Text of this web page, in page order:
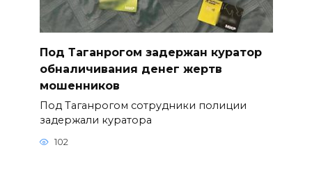
Под Таганрогом задержан куратор
обналичивания денег жертв
мошенников
Под Таганрогом сотрудники полиции
задержали куратора
102